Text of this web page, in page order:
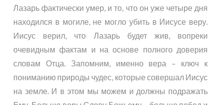
Лазарь фактически умер, и то, что он уже четыре дня
находился в могиле, не могло убить в Иисусе веру.
Иисус верил, что Лазарь будет жив, вопреки
очевидным фактам и на основе полного доверия
словам Отца. Запомним, именно вера – ключ к
пониманию природы чудес, которые совершал Иисус
на земле. И в этом мы можем и должны подражать